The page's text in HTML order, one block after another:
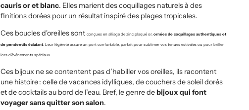
cauris or et blanc. Elles marient des coquillages naturels à des
finitions dorées pour un résultat inspiré des plages tropicales.
Ces boucles d'oreilles sontconçues en alliage de zinc plaqué or,ornées de coquillages authentiques et
de pendentifs éclatant. Leur légèreté assure un port confortable, parfait pour sublimer vos tenues estivales ou pour briller
lors d'événements spéciaux.
Ces bijoux ne se contentent pas d’habiller vos oreilles, ils racontent
une histoire : celle de vacances idylliques, de couchers de soleil dorés
et de cocktails au bord de l’eau. Bref, le genre debijoux qui font
voyager sans quitter son salon.